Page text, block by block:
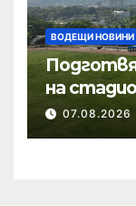
ВОДЕЩИ НОВИНИ
на
07.08.2026